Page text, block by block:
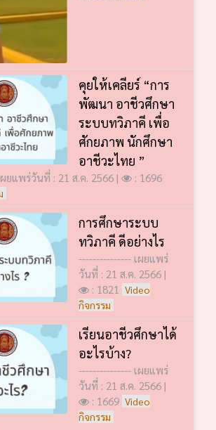
คุยให้เคลียร์ “การ
พัฒนา อาชีวศึกษา
ระบบทวิภาคี เพื่อ
ศักยภาพ นักศึกษา
อาชีวะไทย ”
ยแพร่วันที่ : 21 ส.ค. 2566 | : 1696
การศึกษาระบบ
ทวิภาคี ดีอย่างไร
--------------- เผยแพร่
วันที่ : 21 ส.ค. 2566 |
: 1821
Video
กิจกรรม
เรียนอาชีวศึกษาได้
อะไรบ้าง?
--------------- เผยแพร่
วันที่ : 21 ส.ค. 2566 |
: 1669 Video
กิจกรรม